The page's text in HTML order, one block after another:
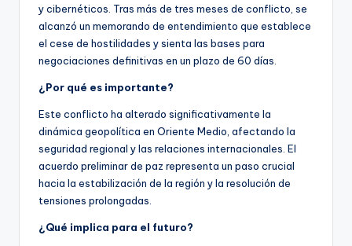
y cibernéticos. Tras más de tres meses de conflicto, se
alcanzó un memorando de entendimiento que establece
el cese de hostilidades y sienta las bases para
negociaciones definitivas en un plazo de 60 días.
¿Por qué es importante?
Este conflicto ha alterado significativamente la
dinámica geopolítica en Oriente Medio, afectando la
seguridad regional y las relaciones internacionales. El
acuerdo preliminar de paz representa un paso crucial
hacia la estabilización de la región y la resolución de
tensiones prolongadas.
¿Qué implica para el futuro?